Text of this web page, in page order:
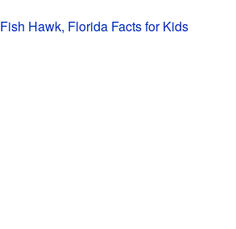
Fish Hawk, Florida Facts for Kids